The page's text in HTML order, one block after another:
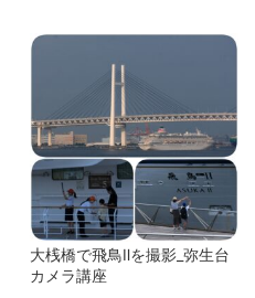
大桟橋で飛鳥Ⅱを撮影_弥生台
カメラ講座